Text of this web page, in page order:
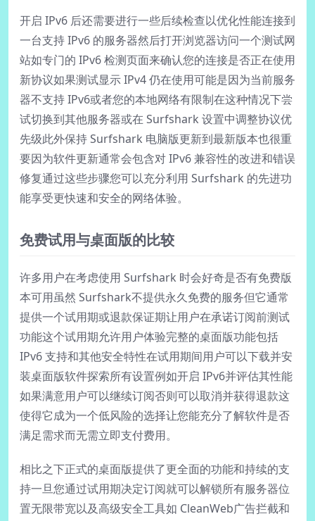
开启 IPv6 后还需要进行一些后续检查以优化性能连接到
一台支持 IPv6 的服务器然后打开浏览器访问一个测试网
站如专门的 IPv6 检测页面来确认您的连接是否正在使用
新协议如果测试显示 IPv4 仍在使用可能是因为当前服务
器不支持 IPv6或者您的本地网络有限制在这种情况下尝
试切换到其他服务器或在 Surfshark 设置中调整协议优
先级此外保持 Surfshark 电脑版更新到最新版本也很重
要因为软件更新通常会包含对 IPv6 兼容性的改进和错误
修复通过这些步骤您可以充分利用 Surfshark 的先进功
能享受更快速和安全的网络体验。
免费试用与桌面版的比较
许多用户在考虑使用 Surfshark 时会好奇是否有免费版
本可用虽然 Surfshark不提供永久免费的服务但它通常
提供一个试用期或退款保证期让用户在承诺订阅前测试
功能这个试用期允许用户体验完整的桌面版功能包括
IPv6 支持和其他安全特性在试用期间用户可以下载并安
装桌面版软件探索所有设置例如开启 IPv6并评估其性能
如果满意用户可以继续订阅否则可以取消并获得退款这
使得它成为一个低风险的选择让您能充分了解软件是否
满足需求而无需立即支付费用。
相比之下正式的桌面版提供了更全面的功能和持续的支
持一旦您通过试用期决定订阅就可以解锁所有服务器位
置无限带宽以及高级安全工具如 CleanWeb广告拦截和